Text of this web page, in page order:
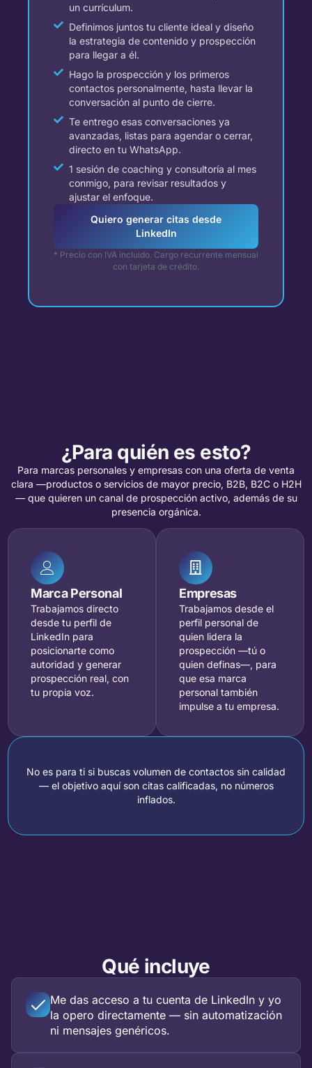
un currículum.
Definimos juntos tu cliente ideal y diseño
la estrategia de contenido y prospección
para llegar a él.
Hago la prospección y los primeros
contactos personalmente, hasta llevar la
conversación al punto de cierre.
Te entrego esas conversaciones ya
avanzadas, listas para agendar o cerrar,
directo en tu WhatsApp.
1 sesión de coaching y consultoría al mes
conmigo, para revisar resultados y
ajustar el enfoque.
Quiero generar citas desde
LinkedIn
* Precio con IVA incluido. Cargo recurrente mensual
con tarjeta de crédito.
¿Para quién es esto?
Para marcas personales y empresas con una oferta de venta
clara —productos o servicios de mayor precio, B2B, B2C o H2H
— que quieren un canal de prospección activo, además de su
presencia orgánica.
Marca Personal
Trabajamos directo
desde tu perfil de
LinkedIn para
posicionarte como
autoridad y generar
prospección real, con
tu propia voz.
Empresas
Trabajamos desde el
perfil personal de
quien lidera la
prospección —tú o
quien definas—, para
que esa marca
personal también
impulse a tu empresa.
No es para ti si buscas volumen de contactos sin calidad
— el objetivo aquí son citas calificadas, no números
inflados.
Qué incluye
Me das acceso a tu cuenta de LinkedIn y yo
la opero directamente — sin automatización
ni mensajes genéricos.